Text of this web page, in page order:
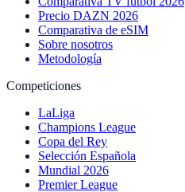
Precio DAZN 2026
Comparativa de eSIM
Sobre nosotros
Metodología
Competiciones
LaLiga
Champions League
Copa del Rey
Selección Española
Mundial 2026
Premier League